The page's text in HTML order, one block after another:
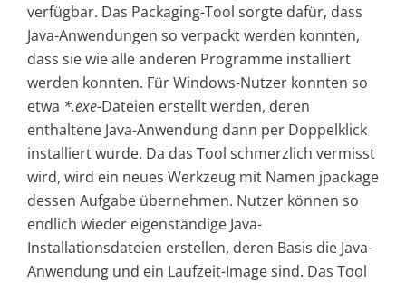
verfügbar. Das Packaging-Tool sorgte dafür, dass
Java-Anwendungen so verpackt werden konnten,
dass sie wie alle anderen Programme installiert
werden konnten. Für Windows-Nutzer konnten so
etwa *.exe-Dateien erstellt werden, deren
enthaltene Java-Anwendung dann per Doppelklick
installiert wurde. Da das Tool schmerzlich vermisst
wird, wird ein neues Werkzeug mit Namen jpackage
dessen Aufgabe übernehmen. Nutzer können so
endlich wieder eigenständige Java-
Installationsdateien erstellen, deren Basis die Java-
Anwendung und ein Laufzeit-Image sind. Das Tool